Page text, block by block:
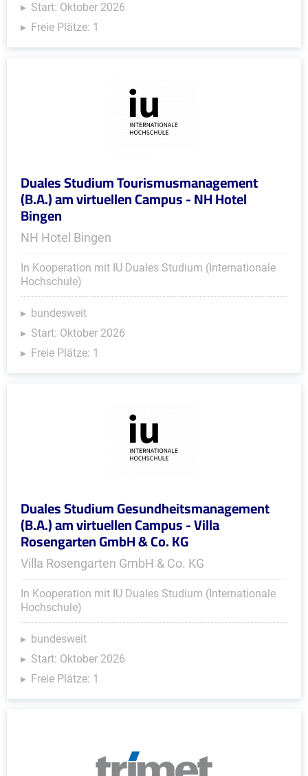
Start: Oktober 2026
Freie Plätze: 1
Duales Studium Tourismusmanagement
(B.A.) am virtuellen Campus - NH Hotel
Bingen
NH Hotel Bingen
In Kooperation mit IU Duales Studium (Internationale
Hochschule)
bundesweit
Start: Oktober 2026
Freie Plätze: 1
Duales Studium Gesundheitsmanagement
(B.A.) am virtuellen Campus - Villa
Rosengarten GmbH & Co. KG
Villa Rosengarten GmbH & Co. KG
In Kooperation mit IU Duales Studium (Internationale
Hochschule)
bundesweit
Start: Oktober 2026
Freie Plätze: 1